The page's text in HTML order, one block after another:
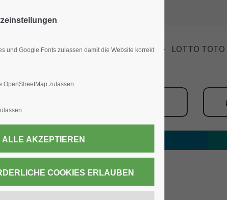
WEIN & SPIRITUOSEN POST LOTTO TOTO
und Google Fonts zulassen damit die Website korrekt
OpenStreetMap zulassen